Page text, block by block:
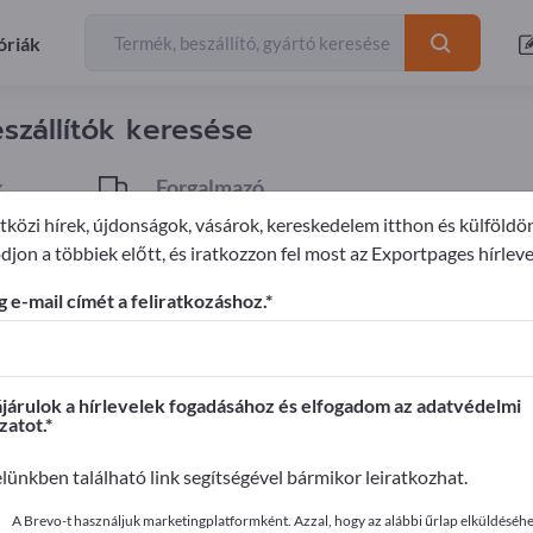
keresése
Forgalmazó
1
Exportőrök
és növények Virágföldek
en!
>> kezdje itt
közzé itt
hírek, újdonságok, vásárok, kereskedelem itthon és
a többiek előtt, és iratkozzon fel most az Exportpages
e-mail címét a feliratkozáshoz.
a hírlevelek fogadásához és elfogadom az adatvédelmi
található link segítségével bármikor leiratkozhat.
A Brevo-t használjuk marketingplatformként. Azzal, hogy az alábbi űrlap